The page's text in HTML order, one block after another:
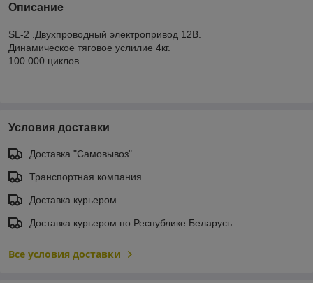
Описание
SL-2 .Двухпроводный электропривод 12В.
Динамическое тяговое услилие 4кг.
100 000 циклов.
Условия доставки
Доставка "Самовывоз"
Транспортная компания
Доставка курьером
Доставка курьером по Республике Беларусь
Все условия доставки